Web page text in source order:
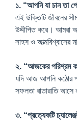
১. “আপনি যা চান তা
এই উক্তিটি জীবনের
উদ্দীপিত করে। আমরা
সাহস ও আত্মবিশ্বাসের
২. “আজকের পরিশ্রম
যদি আজ আপনি কঠোর
সফলতা রাতারাতি আসে
৩. “প্রত্যেকটি